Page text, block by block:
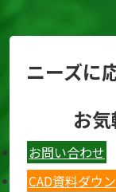
ニーズに
お
お問い合わせ
CAD資料ダウ